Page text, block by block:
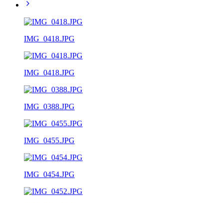
IMG_0418.JPG
IMG_0418.JPG
IMG_0388.JPG
IMG_0455.JPG
IMG_0454.JPG